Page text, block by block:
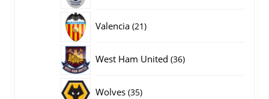
Valencia 2121
West Ham United 3636
Wolves 3535